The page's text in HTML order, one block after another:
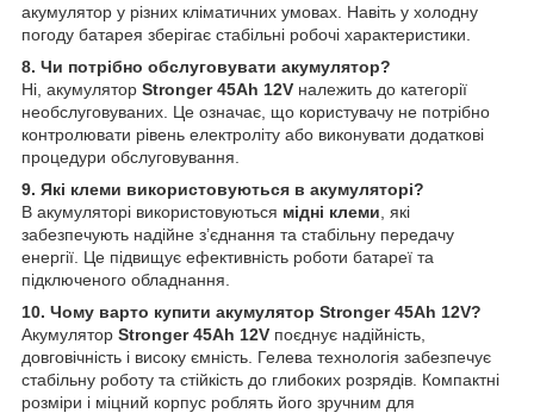
акумулятор у різних кліматичних умовах. Навіть у холодну
погоду батарея зберігає стабільні робочі характеристики.
8. Чи потрібно обслуговувати акумулятор?
Ні, акумулятор Stronger 45Ah 12V належить до категорії
необслуговуваних. Це означає, що користувачу не потрібно
контролювати рівень електроліту або виконувати додаткові
процедури обслуговування.
9. Які клеми використовуються в акумуляторі?
В акумуляторі використовуються мідні клеми , які
забезпечують надійне з’єднання та стабільну передачу
енергії. Це підвищує ефективність роботи батареї та
підключеного обладнання.
10. Чому варто купити акумулятор Stronger 45Ah 12V?
Акумулятор Stronger 45Ah 12V поєднує надійність,
довговічність і високу ємність. Гелева технологія забезпечує
стабільну роботу та стійкість до глибоких розрядів. Компактні
розміри і міцний корпус роблять його зручним для